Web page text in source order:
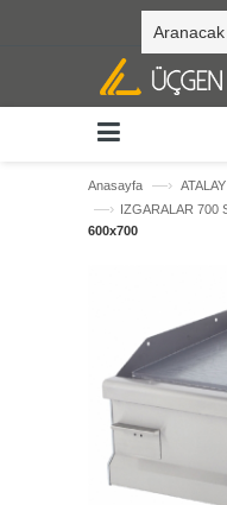
Anasayfa —› ATALAY
—› IZGARALAR 700
600x700